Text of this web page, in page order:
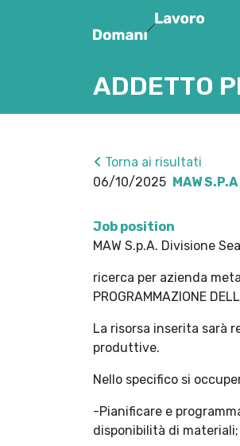
ADDETTO
Torna ai risultati
06/10/2025 MAW S.P.A
Job position
MAW S.p.A. Divisione
ricerca per azienda
PROGRAMMAZIONE
La risorsa inserita sarà
produttive.
Nello specifico si
-Pianificare e
disponibilità di materiali;